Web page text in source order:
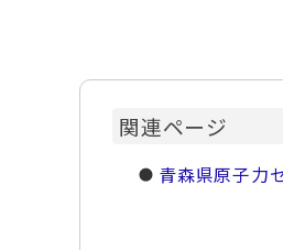
関連ページ
青森県原子力